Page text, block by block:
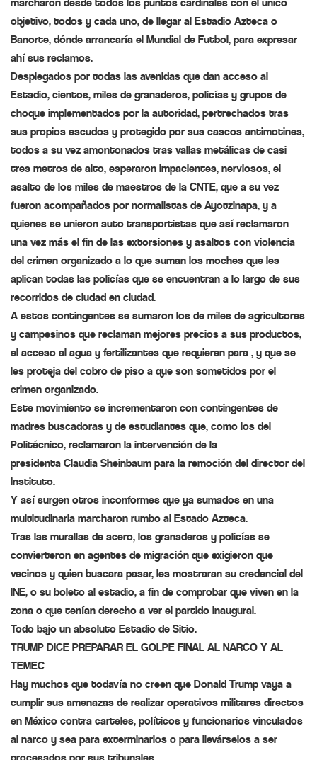
objetivo, todos y cada uno, de llegar al Estadio Azteca o
Banorte, dónde arrancaría el Mundial de Futbol, para expresar
ahí sus reclamos.
Desplegados por todas las avenidas que dan acceso al
Estadio, cientos, miles de granaderos, policías y grupos de
choque implementados por la autoridad, pertrechados tras
sus propios escudos y protegido por sus cascos antimotines,
todos a su vez amontonados tras vallas metálicas de casi
tres metros de alto, esperaron impacientes, nerviosos, el
asalto de los miles de maestros de la CNTE, que a su vez
fueron acompañados por normalistas de Ayotzinapa, y a
quienes se unieron auto transportistas que así reclamaron
una vez más el fin de las extorsiones y asaltos con violencia
del crimen organizado a lo que suman los moches que les
aplican todas las policías que se encuentran a lo largo de sus
recorridos de ciudad en ciudad.
A estos contingentes se sumaron los de miles de agricultores
y campesinos que reclaman mejores precios a sus productos,
el acceso al agua y fertilizantes que requieren para , y que se
les proteja del cobro de piso a que son sometidos por el
crimen organizado.
Este movimiento se incrementaron con contingentes de
madres buscadoras y de estudiantes que, como los del
Politécnico, reclamaron la intervención de la
presidenta Claudia Sheinbaum para la remoción del director del
Instituto.
Y así surgen otros inconformes que ya sumados en una
multitudinaria marcharon rumbo al Estado Azteca.
Tras las murallas de acero, los granaderos y policías se
convierteron en agentes de migración que exigieron que
vecinos y quien buscara pasar, les mostraran su credencial del
INE, o su boleto al estadio, a fin de comprobar que viven en la
zona o que tenían derecho a ver el partido inaugural.
Todo bajo un absoluto Estadio de Sitio.
TRUMP DICE PREPARAR EL GOLPE FINAL AL NARCO Y AL
TEMEC
Hay muchos que todavía no creen que Donald Trump vaya a
cumplir sus amenazas de realizar operativos militares directos
en México contra carteles, políticos y funcionarios vinculados
al narco y sea para exterminarlos o para llevárselos a ser